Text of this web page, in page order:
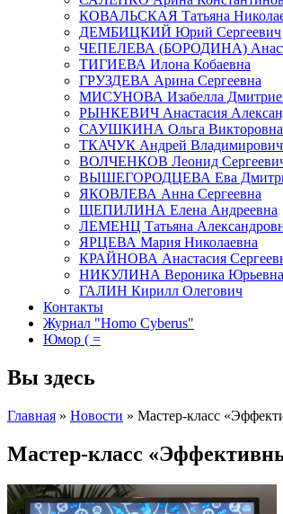
КОВАЛЬСКАЯ Татьяна
ДЕМБИЦКИЙ Юрий Сергеевич
ЧЕПЕЛЕВА (БОРОДИНА)
ТИГИЕВА Илона Кобаевна
ГРУЗДЕВА Арина Сергеевна
МИСУНОВА Изабелла
РЫНКЕВИЧ Анастасия
САУШКИНА Ольга Викторовна
ТКАЧУК Андрей Владимирович
ВОЛЧЕНКОВ Леонид
ВЫШЕГОРОДЦЕВА Ева
ЯКОВЛЕВА Анна Сергеевна
ЩЕПИЛИНА Елена Андреевна
ЛЕМЕНЦ Татьяна
ЯРЦЕВА Мария Николаевна
КРАЙНОВА Анастасия
НИКУЛИНА Вероника Юрьевна
ГАЛИН Кирилл Олегович
Контакты
Журнал "Homo Cyberus"
Юмор ( =
Вы здесь
Главная » Новости » Мастер-класс
Мастер-класс